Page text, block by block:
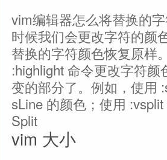
vim编辑器怎么将替换的
时候我们会更改字符的颜
替换的字符颜色恢复原样
:highlight 命令更改字符
变的部分了。例如，使用
sLine 的颜色；使用
Split
vim 大小